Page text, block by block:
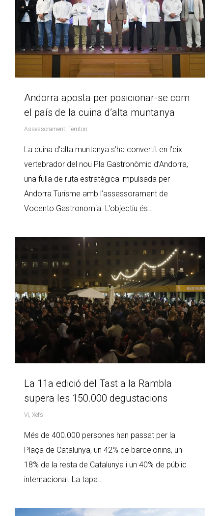
Andorra aposta per posicionar-se com
el país de la cuina d’alta muntanya
Assessorament, Territori
La cuina d’alta muntanya s’ha convertit en l’eix
vertebrador del nou Pla Gastronòmic d’Andorra,
una fulla de ruta estratègica impulsada per
Andorra Turisme amb l’assessorament de
Vocento Gastronomia. L’objectiu és…
La 11a edició del Tast a la Rambla
supera les 150.000 degustacions
Vi, Xefs
Més de 400.000 persones han passat per la
Plaça de Catalunya, un 42% de barcelonins, un
18% de la resta de Catalunya i un 40% de públic
internacional. La tapa…